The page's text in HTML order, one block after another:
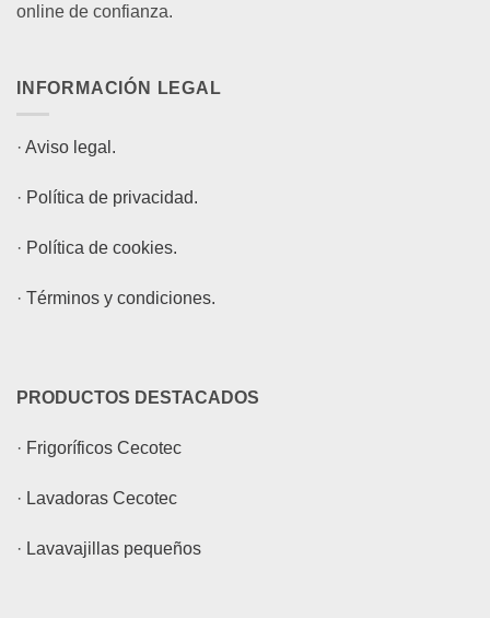
online de confianza.
INFORMACIÓN LEGAL
· Aviso legal.
· Política de privacidad.
· Política de cookies.
· Términos y condiciones.
PRODUCTOS DESTACADOS
· Frigoríficos Cecotec
· Lavadoras Cecotec
· Lavavajillas pequeños